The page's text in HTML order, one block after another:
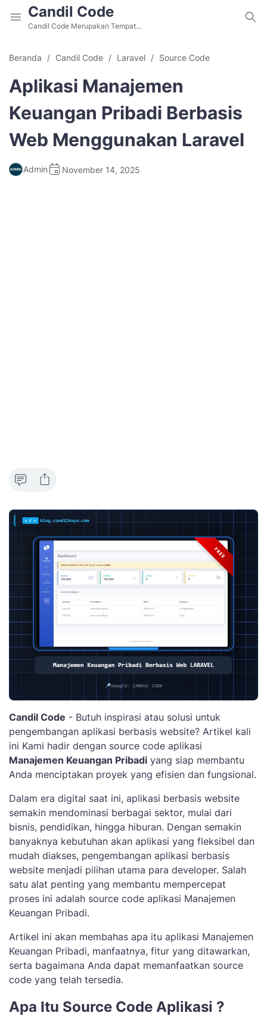
Candil Code
Candil Code Merupakan Tempat
PHP dan Aplikasi Berbasis Website
Beranda Candil Code Laravel Source Code
Aplikasi Manajemen
Keuangan Pribadi Berbasis
Web Menggunakan Laravel
Admin November 14, 2025
Candil Code - Butuh inspirasi atau solusi untuk
pengembangan aplikasi berbasis website? Artikel kali
ini Kami hadir dengan source code aplikasi
Manajemen Keuangan Pribadi yang siap membantu
Anda menciptakan proyek yang efisien dan fungsional.
Dalam era digital saat ini, aplikasi berbasis website
semakin mendominasi berbagai sektor, mulai dari
bisnis, pendidikan, hingga hiburan. Dengan semakin
banyaknya kebutuhan akan aplikasi yang fleksibel dan
mudah diakses, pengembangan aplikasi berbasis
website menjadi pilihan utama para developer. Salah
satu alat penting yang membantu mempercepat
proses ini adalah source code aplikasi Manajemen
Keuangan Pribadi.
Artikel ini akan membahas apa itu aplikasi Manajemen
Keuangan Pribadi, manfaatnya, fitur yang ditawarkan,
serta bagaimana Anda dapat memanfaatkan source
code yang telah tersedia.
Apa Itu Source Code Aplikasi ?